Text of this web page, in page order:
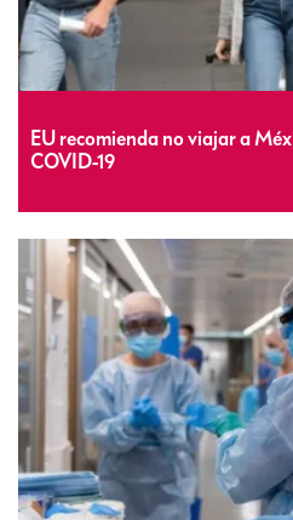
EU recomienda no viajar a
COVID-19